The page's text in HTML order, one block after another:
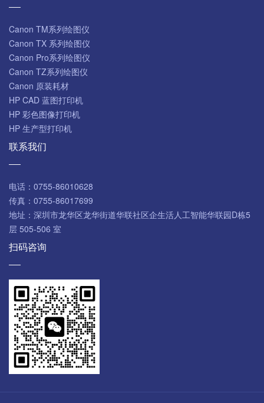
Canon TM系列绘图仪
Canon TX 系列绘图仪
Canon Pro系列绘图仪
Canon TZ系列绘图仪
Canon 原装耗材
HP CAD 蓝图打印机
HP 彩色图像打印机
HP 生产型打印机
联系我们
电话： 0755-86010628
传真： 0755-86017699
地址： 深圳市龙华区龙华街道华联社区企生活人工智能华联园D栋5
层 505-506 室
扫码咨询